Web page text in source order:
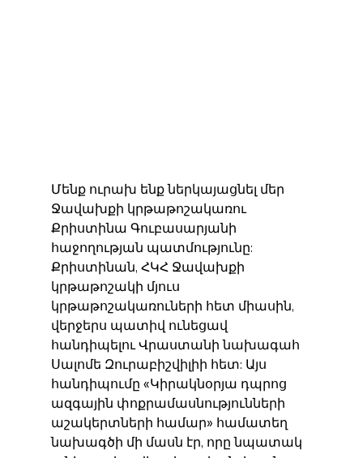
Մենք ուրախ ենք ներկայացնել մեր
Ջավախքի կրթաթոշակառու
Քրիստինա Գուբասարյանի
հաջողության պատմությունը:
Քրիստինան, ՀԿՀ Ջավախքի
կրթաթոշակի մյուս
կրթաթոշակառուների հետ միասին,
վերջերս պատիվ ունեցավ
հանդիպելու Վրաստանի նախագահ
Սալոմե Զուրաբիշվիլիի հետ: Այս
հանդիպումը «Կիրակնօրյա դպրոց
ազգային փոքրամասնությունների
աշակերտների համար» համատեղ
նախագծի մի մասն էր, որը նպատակ